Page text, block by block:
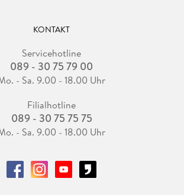
KONTAKT
Servicehotline
089 - 30 75 79 00
- Sa. 9.00 - 18.00 Uhr
Filialhotline
089 - 30 75 75 75
- Sa. 9.00 - 18.00 Uhr